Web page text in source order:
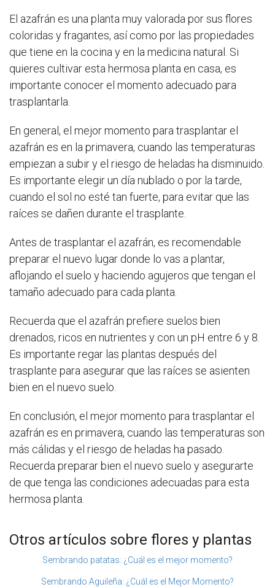
El azafrán es una planta muy valorada por sus flores
coloridas y fragantes, así como por las propiedades
que tiene en la cocina y en la medicina natural. Si
quieres cultivar esta hermosa planta en casa, es
importante conocer el momento adecuado para
trasplantarla.
En general, el mejor momento para trasplantar el
azafrán es en la primavera, cuando las temperaturas
empiezan a subir y el riesgo de heladas ha disminuido.
Es importante elegir un día nublado o por la tarde,
cuando el sol no esté tan fuerte, para evitar que las
raíces se dañen durante el trasplante.
Antes de trasplantar el azafrán, es recomendable
preparar el nuevo lugar donde lo vas a plantar,
aflojando el suelo y haciendo agujeros que tengan el
tamaño adecuado para cada planta.
Recuerda que el azafrán prefiere suelos bien
drenados, ricos en nutrientes y con un pH entre 6 y 8.
Es importante regar las plantas después del
trasplante para asegurar que las raíces se asienten
bien en el nuevo suelo.
En conclusión, el mejor momento para trasplantar el
azafrán es en primavera, cuando las temperaturas son
más cálidas y el riesgo de heladas ha pasado.
Recuerda preparar bien el nuevo suelo y asegurarte
de que tenga las condiciones adecuadas para esta
hermosa planta.
Otros artículos sobre flores y plantas
Sembrando patatas: ¿Cuál es el mejor momento?
Sembrando Aguileña: ¿Cuál es el Mejor Momento?